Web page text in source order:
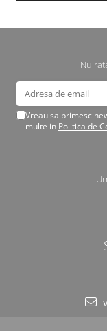
2.12 POLISHARE
Bureti polish
Lavete polish
Faruri
2.15 Detailing Auto
Nu
Vreau sa primesc
multe in Politica de